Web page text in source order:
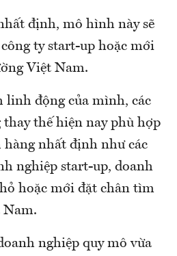
định, mô hình này sẽ
ty start-up hoặc mới
Việt Nam.
linh động của mình, các
thế hiện nay phù hợp
nhất định như các
nghiệp start-up, doanh
hoặc mới đặt chân tìm
nghiệp quy mô vừa